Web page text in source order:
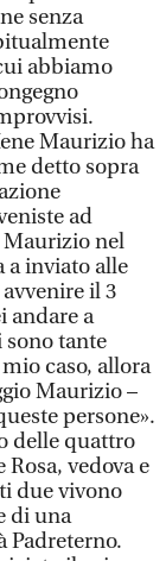
senza
abbiamo
Maurizio ha
detto sopra
ad
Maurizio nel
a inviato alle
il 3
andare a
sono tante
caso, allora
Maurizio –
persone».
delle quattro
vedova e
due vivono
di una